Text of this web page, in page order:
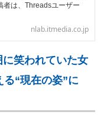
は、Threadsユーザー
nlab.itmedia.co.jp
に笑われていた女
“現在の姿”に